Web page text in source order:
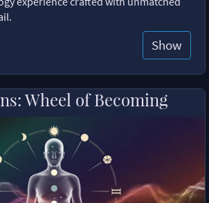
Show
Wheel of Becoming